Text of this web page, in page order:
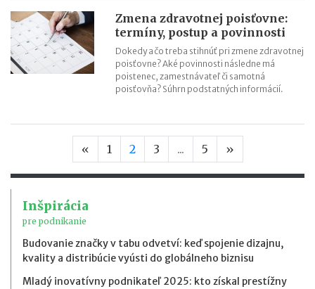
Zmena zdravotnej poisťovne:
termíny, postup a povinnosti
Dokedy a čo treba stihnúť pri zmene zdravotnej
poisťovne? Aké povinnosti následne má
poistenec, zamestnávateľ či samotná
poisťovňa? Súhrn podstatných informácií.
«Predchádzajúca strana
1 2 3 ... 5 »Nasledujúca
Inšpirácia
pre podnikanie
Budovanie značky v tabu odvetví: keď spojenie dizajnu,
kvality a distribúcie vyústi do globálneho biznisu
Mladý inovatívny podnikateľ 2025: kto získal prestížny